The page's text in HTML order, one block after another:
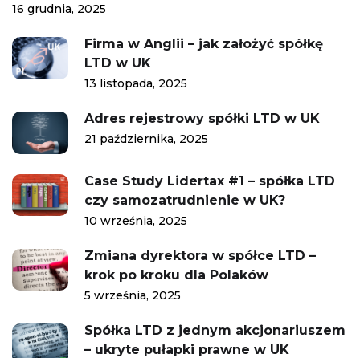
16 grudnia, 2025
Firma w Anglii – jak założyć spółkę
LTD w UK
13 listopada, 2025
Adres rejestrowy spółki LTD w UK
21 października, 2025
Case Study Lidertax #1 – spółka LTD
czy samozatrudnienie w UK?
10 września, 2025
Zmiana dyrektora w spółce LTD –
krok po kroku dla Polaków
5 września, 2025
Spółka LTD z jednym akcjonariuszem
– ukryte pułapki prawne w UK